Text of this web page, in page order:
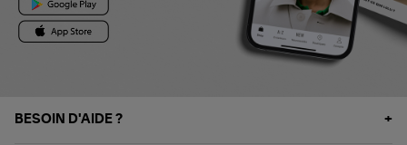
BESOIN D'AIDE ?